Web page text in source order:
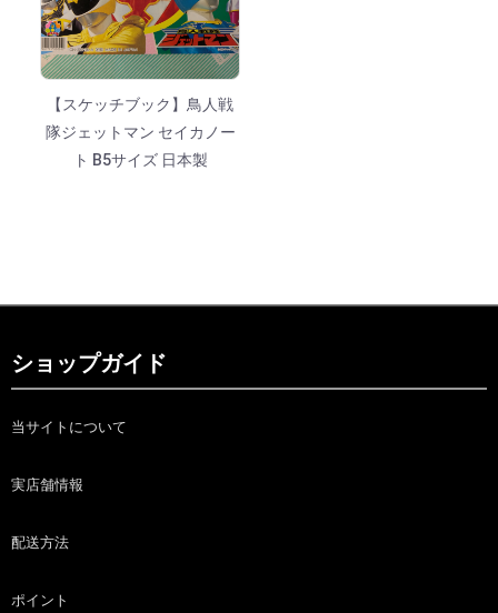
【スケッチブック】鳥人戦
隊ジェットマン セイカノー
ト B5サイズ 日本製
ショップガイド
当サイトについて
実店舗情報
配送方法
ポイント